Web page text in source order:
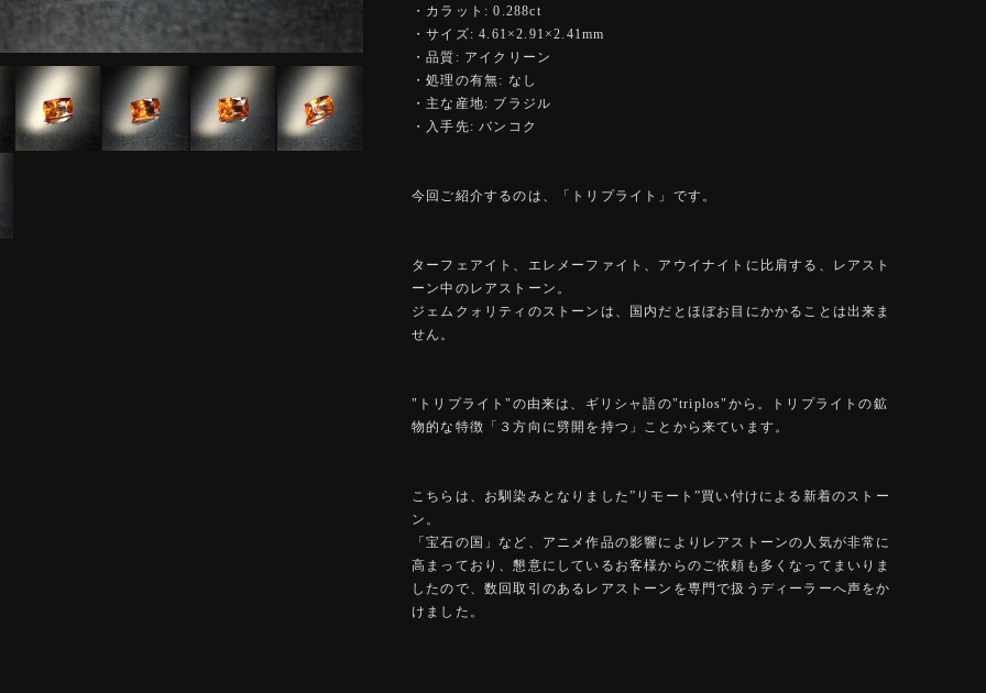
・カラット: 0.288ct
・サイズ: 4.61×2.91×2.41mm
・品質: アイクリーン
・処理の有無: なし
・主な産地: ブラジル
・入手先: バンコク
今回ご紹介するのは、「トリプライト」です。
ターフェアイト、エレメーファイト、アウイナイトに比肩する、レアスト
ーン中のレアストーン。
ジェムクォリティのストーンは、国内だとほぼお目にかかることは出来ま
せん。
"トリプライト"の由来は、ギリシャ語の"triplos"から。トリプライトの鉱
物的な特徴「３方向に劈開を持つ」ことから来ています。
こちらは、お馴染みとなりました”リモート”買い付けによる新着のストー
ン。
「宝石の国」など、アニメ作品の影響によりレアストーンの人気が非常に
高まっており、懇意にしているお客様からのご依頼も多くなってまいりま
したので、数回取引のあるレアストーンを専門で扱うディーラーへ声をか
けました。